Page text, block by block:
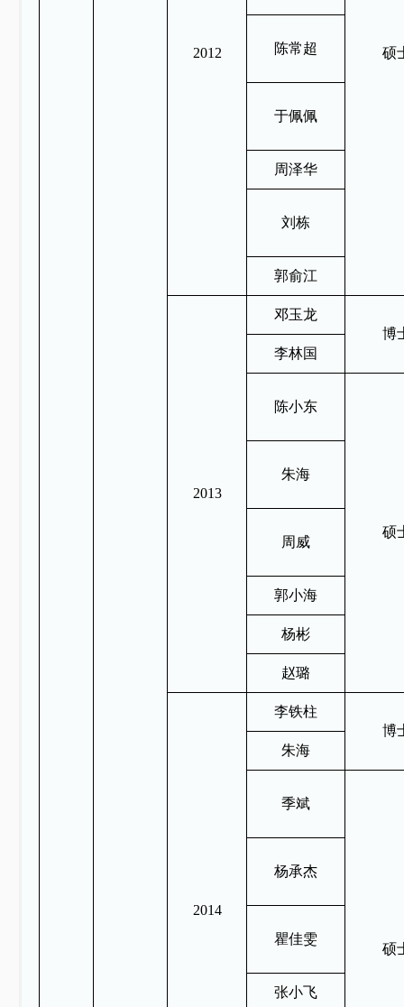
2012 硕
陈常超
于佩佩
周泽华
刘栋
郭俞江
2013
邓玉龙
博
李林国
陈小东
硕
朱海
周威
郭小海
杨彬
赵璐
2014
李铁柱
博
朱海
季斌
硕
杨承杰
瞿佳雯
张小飞